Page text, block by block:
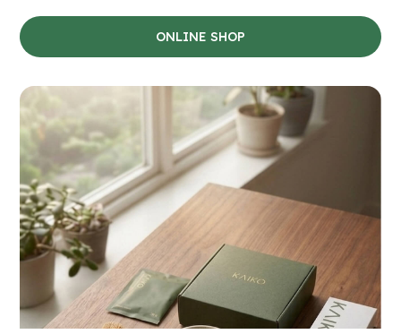
ONLINE SHOP